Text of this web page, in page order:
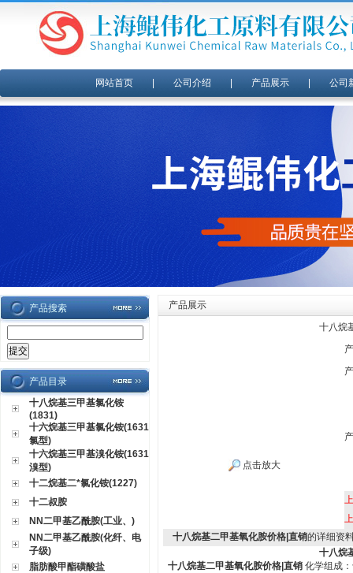
网站首页| 公司介绍 产品展示| 公司
产品搜索
产品目录
十八烷基三甲基氯化铵
(1831)
十六烷基三甲基氯化铵(1631
氯型)
十六烷基三甲基溴化铵(1631
溴型)
十二烷基二*氯化铵(1227)
十二叔胺
NN二甲基乙酰胺(工业、)
NN二甲基乙酰胺(化纤、电
子级)
脂肪酸甲酯磺酸盐
产品展示
十八烷
点击放大
十八烷基二甲基氧化胺价格|直销的详细资
十八烷
十八烷基二甲基氧化胺价格|直销 化学组成